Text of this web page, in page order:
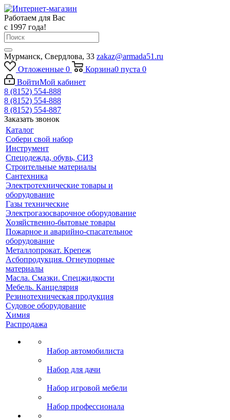
Работаем для Вас
с 1997 года!
Мурманск, Свердлова, 33 zakaz@armada51.ru
Отложенные 0 Корзина0 пуста 0
ВойтиМой кабинет
8 (8152) 554-888
8 (8152) 554-888
8 (8152) 554-887
Заказать звонок
Каталог
Собери свой набор
Инструмент
Спецодежда, обувь, СИЗ
Строительные материалы
Сантехника
Электротехнические товары и
оборудование
Газы технические
Электрогазосварочное оборудование
Хозяйственно-бытовые товары
Пожарное и аварийно-спасательное
оборудование
Металлопрокат. Крепеж
Асбопродукция. Огнеупорные
материалы
Масла. Смазки. Спецжидкости
Мебель. Канцелярия
Резинотехническая продукция
Судовое оборудование
Химия
Распродажа
Набор автомобилиста
Набор для дачи
Набор игровой мебели
Набор профессионала